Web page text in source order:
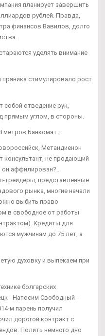
планирует завершить
рублей. Правда,
финансов Вавилов, долго
уделять внимание
пряника стимулировало рост
отведение рук,
прямым углом, в стороны.
метров Банкомат г.
Метандиенон
консультант, не продающий
аффилирован?..
трейдеры, представленные
рынка, многие начали
выбить право
в свободное от работы
Кредиты для
мужчинам до 75 лет, а
духовку и выпекаем при
болгарских
- Напосим Свободный -
м парень получил
дорогой контракт с
Полить немного дно